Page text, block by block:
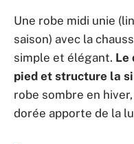
Une robe midi unie
saison) avec la
simple et élégant. Le
pied et structure la
robe sombre en
dorée apporte de la